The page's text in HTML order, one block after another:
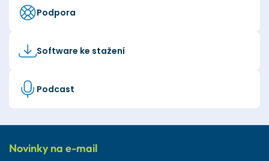
Podpora
Software ke stažení
Podcast
Novinky na e-mail